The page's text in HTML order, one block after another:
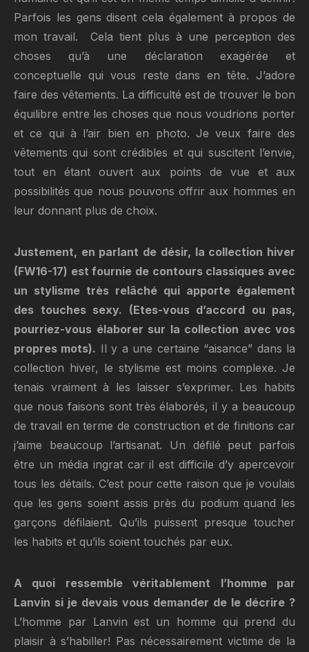
Parfois les gens disent cela également à propos de
mon travail. Cela tient plus à une perception des
choses qu’à une déclaration exagérée et
conceptuelle qui vous reste dans en tête. J’adore
faire des vêtements. La difficulté est de trouver le bon
équilibre entre les choses que nous voudrions porter
et ce qui à l’air bien en photo. Je veux faire des
vêtements qui sont crédibles et qui suscitent l’envie,
tout en étant ouvert aux points de vue et aux
possibilités que nous pouvons offrir aux hommes en
leur donnant plus de choix.
Justement, en parlant de désir, la collection hiver
(FW16-17) est fournie de contours classiques avec
un stylisme très relâché qui apporte également
des touches sexy. (Etes-vous d’accord ou pas,
pourriez-vous élaborer sur la collection avec vos
propres mots). Il y a une certaine “aisance” dans la
collection hiver, le stylisme est moins complexe. Je
tenais vraiment à les laisser s’exprimer. Les habits
que nous faisons sont très élaborés, il y a beaucoup
de travail en terme de construction et de finitions car
j’aime beaucoup l’artisanat. Un défilé peut parfois
être un média ingrat car il est difficile d’y apercevoir
tous les détails. C’est pour cette raison que je voulais
que les gens soient assis près du podium quand les
garçons défilaient. Qu’ils puissent presque toucher
les habits et qu’ils soient touchés par eux.
A quoi ressemble véritablement l’homme par
Lanvin si je devais vous demander de le décrire ?
L’homme par Lanvin est un homme qui prend du
plaisir à s’habiller! Pas nécessairement victime de la